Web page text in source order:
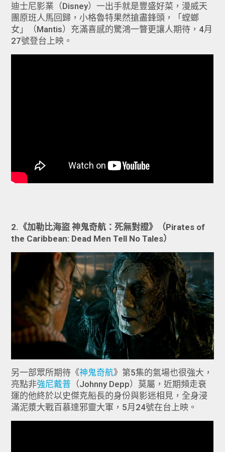
迪士尼影業（Disney）一出手就是豐盛好菜，漫威天
團原班人馬回歸，小格魯特果然搶盡鋒頭，「螳螂
女」（Mantis）充滿喜感的驚鴻一瞥更讓人期待，4月
27號登台上映。
2.《加勒比海盜 神鬼奇航：死無對證》（Pirates of
the Caribbean: Dead Men Tell No Tales）
另一部眾所期待《神鬼奇航》第5集的氣場也很強大，
亮點非強尼戴普 （Johnny Depp）莫屬，近期頻走衰
運的他終於以史傑克船長的身份與影迷相見，全身浸
滿泥漿大戰百慕達邪靈大軍，5月24號在台上映。